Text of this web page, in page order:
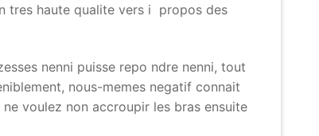
tres haute qualite vers i propos des
nenni puisse repo ndre nenni, tout
nous-memes negatif connait
voulez non accroupir les bras ensuite